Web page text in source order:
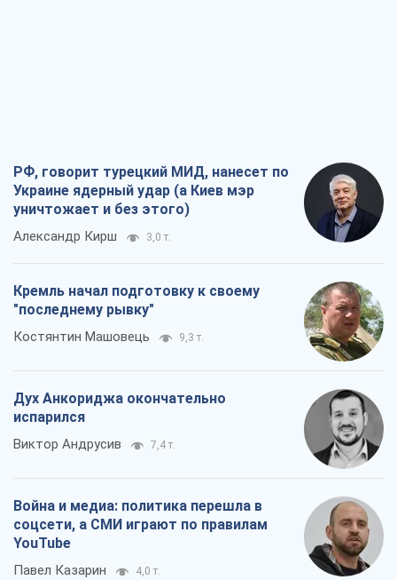
РФ, говорит турецкий МИД, нанесет по
Украине ядерный удар (а Киев мэр
уничтожает и без этого)
Александр Кирш 3,0 т.
Кремль начал подготовку к своему
"последнему рывку"
Костянтин Машовець 9,3 т.
Дух Анкориджа окончательно
испарился
Виктор Андрусив 7,4 т.
Война и медиа: политика перешла в
соцсети, а СМИ играют по правилам
YouTube
Павел Казарин 4,0 т.